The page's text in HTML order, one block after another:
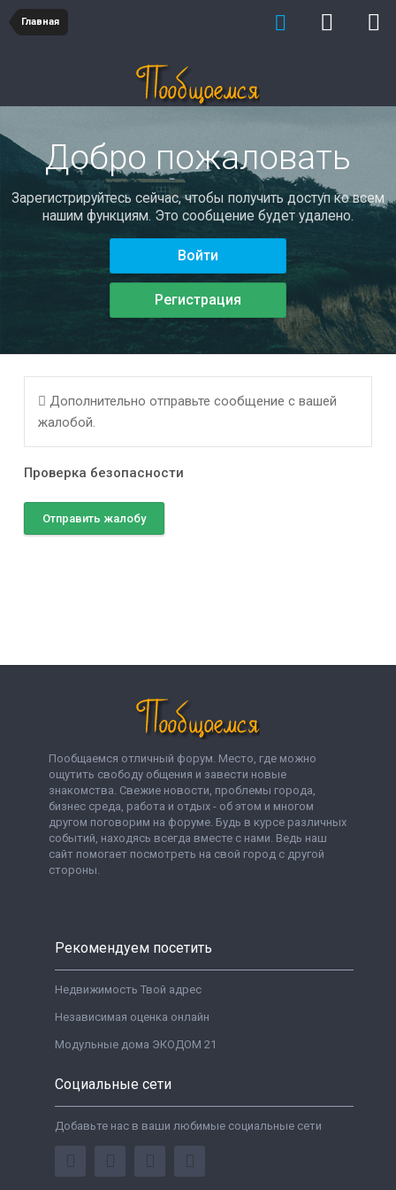
Главная
Добро пожаловать
Зарегистрируйтесь сейчас, чтобы получить доступ ко всем
нашим функциям. Это сообщение будет удалено.
Войти
Регистрация
Дополнительно отправьте сообщение с вашей
жалобой.
Проверка безопасности
Отправить жалобу
Пообщаемся отличный форум. Место, где можно
ощутить свободу общения и завести новые
знакомства. Свежие новости, проблемы города,
бизнес среда, работа и отдых - об этом и многом
другом поговорим на форуме. Будь в курсе различных
событий, находясь всегда вместе с нами. Ведь наш
сайт помогает посмотреть на свой город с другой
стороны.
Рекомендуем посетить
Недвижимость Твой адрес
Независимая оценка онлайн
Модульные дома ЭКОДОМ 21
Социальные сети
Добавьте нас в ваши любимые социальные сети